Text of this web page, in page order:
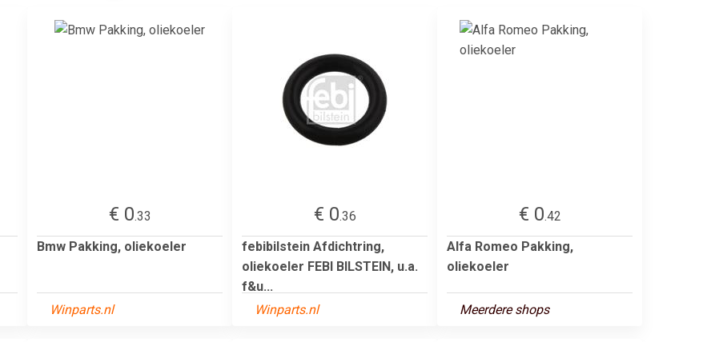
€ 0.33
Bmw Pakking, oliekoeler
Winparts.nl
€ 0.36
febibilstein Afdichtring,
oliekoeler FEBI BILSTEIN, u.a.
f&u...
Winparts.nl
€ 0.42
Alfa Romeo Pakking,
oliekoeler
Meerdere shops